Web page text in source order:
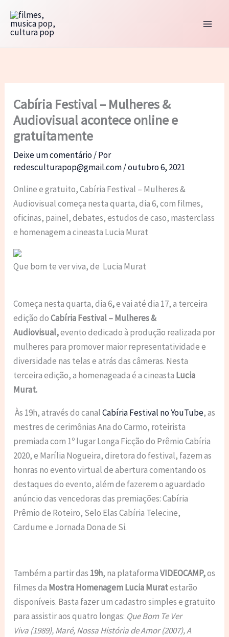
para
Cabíria Festival – Mulheres &
Audiovisual acontece online e
gratuitamente
Deixe um comentário/ Por
redesculturapop@gmail.com/outubro 6, 2021
Online e gratuito, Cabíria Festival – Mulheres &
Audiovisual começa nesta quarta, dia 6, com filmes,
oficinas, painel, debates, estudos de caso, masterclass
e homenagem a cineasta Lucia Murat
Que bom te ver viva, de Lucia Murat
Começa nesta quarta, dia6,e vai até dia 17, a terceira
edição doCabíria Festival – Mulheres &
Audiovisual,evento dedicado à produção realizada por
mulheres para promover maior representatividade e
diversidade nas telas e atrás das câmeras. Nesta
terceira edição, a homenageada é a cineasta Lucia
Murat.
Às 19h, através do canalCabíria Festival noYouTube, as
mestres de cerimônias Ana do Carmo, roteirista
premiada com 1º lugar Longa Ficção do Prêmio Cabíria
2020,e Marília Nogueira, diretora do festival, fazem as
honras no evento virtual de abertura comentando os
destaques do evento, além de fazerem o aguardado
anúncio dasvencedoras das premiações:Cabíria
Prêmio de Roteiro, Selo Elas Cabíria Telecine,
Cardume e Jornada Dona de Si.
Também a partir das 19h, na plataformaVIDEOCAMP,os
filmes da Mostra Homenagem Lucia Muratestarão
disponíveis. Basta fazer um cadastro simples e gratuito
para assistir aos quatro longas: Que Bom Te Ver
Viva (1989), Maré, Nossa História de Amor (2007), A